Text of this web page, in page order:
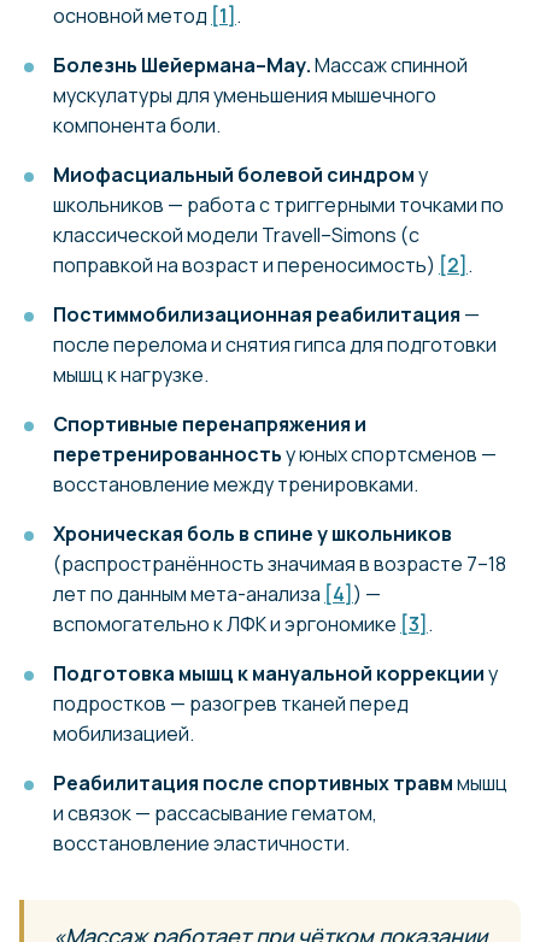
основной метод [1] .
Болезнь Шейермана–Мау.Массаж спинной
мускулатуры для уменьшения мышечного
компонента боли.
Миофасциальный болевой синдрому
школьников — работа с триггерными точками по
классической модели Travell–Simons (с
поправкой на возраст и переносимость) [2] .
Постиммобилизационная реабилитация —
после перелома и снятия гипса для подготовки
мышц к нагрузке.
Спортивные перенапряжения и
перетренированностьу юных спортсменов —
восстановление между тренировками.
Хроническая боль в спине у школьников
(распространённость значимая в возрасте 7–18
лет по данным мета-анализа [4] ) —
вспомогательно к ЛФК и эргономике [3] .
Подготовка мышц к мануальной коррекцииу
подростков — разогрев тканей перед
мобилизацией.
Реабилитация после спортивных травммышц
и связок — рассасывание гематом,
восстановление эластичности.
«Массаж работает при чётком показании